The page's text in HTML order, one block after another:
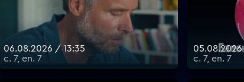
06.08.2026 / 13:35
с. 7, еп. 7
с. 7, еп. 7